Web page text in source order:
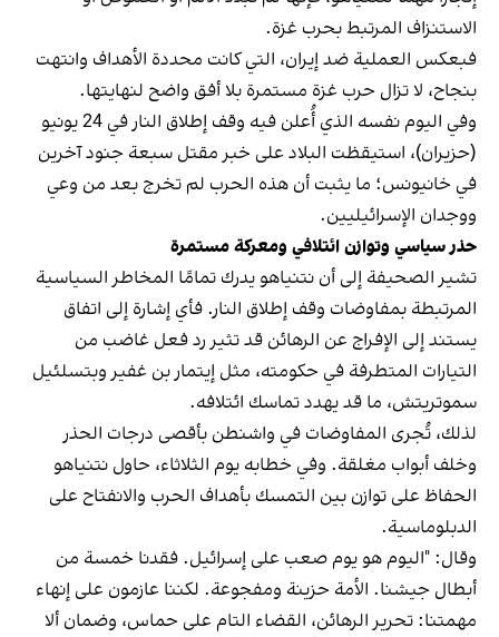
الاستنزاف المرتبط بحرب غزة.
فبعكس العملية ضد إيران، التي كانت محددة الأهداف وانتهت
بنجاح، لا تزال حرب غزة مستمرة بلا أفق واضح لنهايتها.
وفي اليوم نفسه الذي أُعلن فيه وقف إطلاق النار في 24 يونيو
(حزيران)، استيقظت البلاد على خبر مقتل سبعة جنود آخرين
في خانيونس؛ ما يثبت أن هذه الحرب لم تخرج بعد من وعي
ووجدان الإسرائيليين.
حذر سياسي وتوازن ائتلافي ومعركة مستمرة
تشير الصحيفة إلى أن نتنياهو يدرك تمامًا المخاطر السياسية
المرتبطة بمفاوضات وقف إطلاق النار. فأي إشارة إلى اتفاق
يستند إلى الإفراج عن الرهائن قد تثير رد فعل غاضب من
التيارات المتطرفة في حكومته، مثل إيتمار بن غفير وبتسلئيل
سموتريتش، ما قد يهدد تماسك ائتلافه.
لذلك، تُجرى المفاوضات في واشنطن بأقصى درجات الحذر
وخلف أبواب مغلقة. وفي خطابه يوم الثلاثاء، حاول نتنياهو
الحفاظ على توازن بين التمسك بأهداف الحرب والانفتاح على
الدبلوماسية.
وقال: "اليوم هو يوم صعب على إسرائيل. فقدنا خمسة من
أبطال جيشنا. الأمة حزينة ومفجوعة. لكننا عازمون على إنهاء
مهمتنا: تحرير الرهائن، القضاء التام على حماس، وضمان ألا